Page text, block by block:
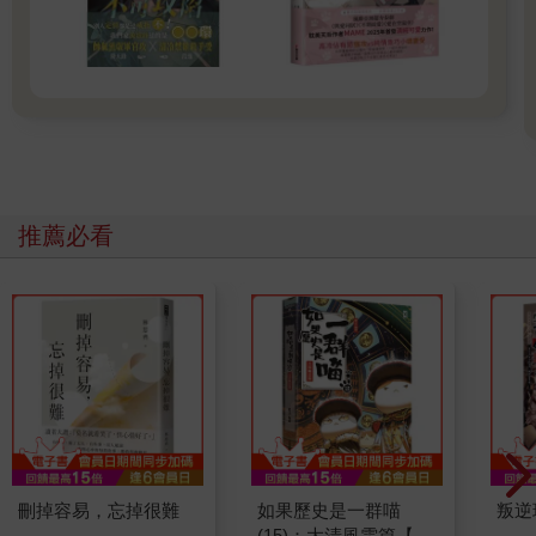
推薦必看
刪掉容易，忘掉很難
如果歷史是一群喵
叛